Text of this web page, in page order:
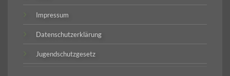
Impressum
Datenschutzerklärung
Jugendschutzgesetz